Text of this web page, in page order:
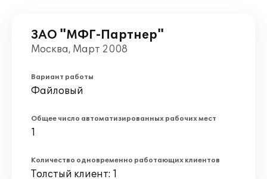
ЗАО "МФГ-Партнер"
Москва, Март 2008
Вариант работы
Файловый
Общее число автоматизированных рабочих мест
1
Количество одновременно работающих клиентов
Толстый клиент: 1